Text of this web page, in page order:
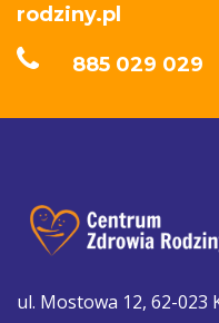
rodziny.pl
885 029 029
ul. Mostowa 12, 62-023